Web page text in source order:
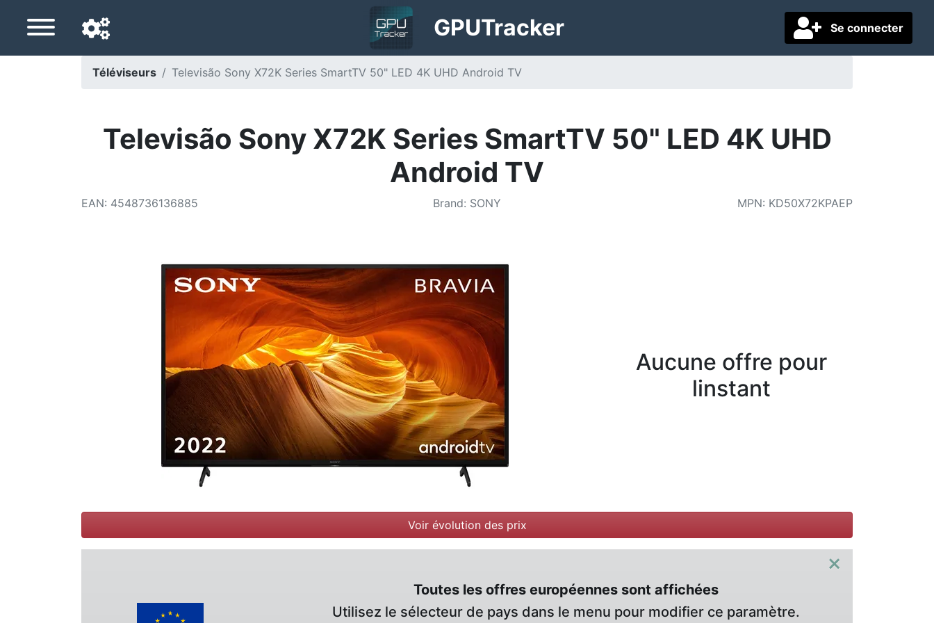
Se connecter
GPUTracker
Pays de livraison
Téléviseurs Televisão Sony X72K Series SmartTV 50" LED 4K UHD Android TV
Televisão Sony X72K Series SmartTV 50" LED 4K UHD
Android TV
EAN: 4548736136885 Brand: SONY MPN: KD50X72KPAEP
Aucune offre pour
linstant
Voir évolution des prix
×
Toutes les offres européennes sont affichées
Utilisez le sélecteur de pays dans le menu pour modifier ce paramètre.